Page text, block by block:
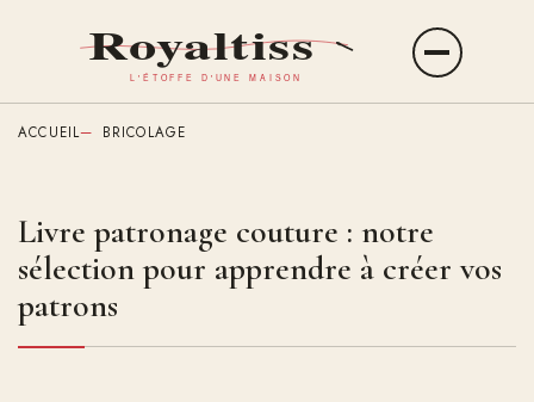
Ouvrir
le
ACCUEIL BRICOLAGE
Livre patronage couture : notre
sélection pour apprendre à créer vos
patrons